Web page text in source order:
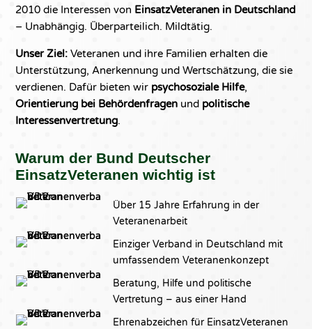
2010 die Interessen von EinsatzVeteranen in Deutschland
– Unabhängig. Überparteilich. Mildtätig.
Unser Ziel: Veteranen und ihre Familien erhalten die
Unterstützung, Anerkennung und Wertschätzung, die sie
verdienen. Dafür bieten wir psychosoziale Hilfe,
Orientierung bei Behördenfragen und politische
Interessenvertretung.
Warum der Bund Deutscher
EinsatzVeteranen wichtig ist
Über 15 Jahre Erfahrung in der
Veteranenarbeit
Einziger Verband in Deutschland mit
umfassendem Veteranenkonzept
Beratung, Hilfe und politische
Vertretung – aus einer Hand
Ehrenabzeichen für EinsatzVeteranen